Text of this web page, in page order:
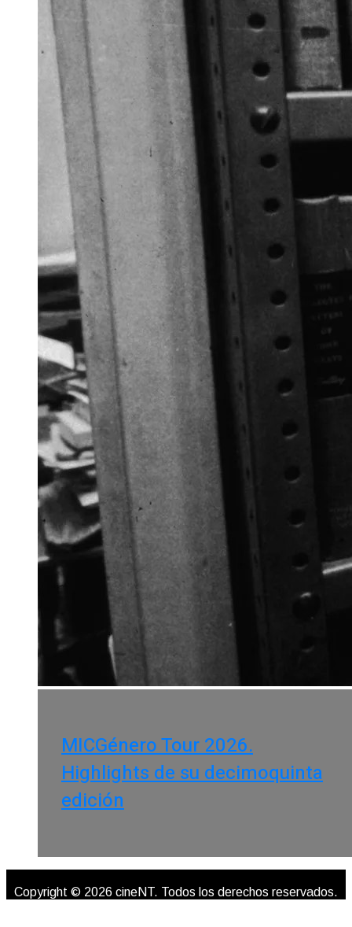
MICGénero Tour 2026.
Highlights de su decimoquinta
edición
Copyright © 2026 cineNT. Todos los derechos reservados.